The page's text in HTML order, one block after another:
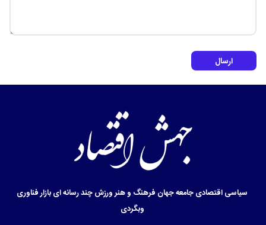
ارسال
سیاسیاقتصادیجامعهجهان فرهنگ و هنرورزشچند رسانه ایبازارفناوری
وبگردی